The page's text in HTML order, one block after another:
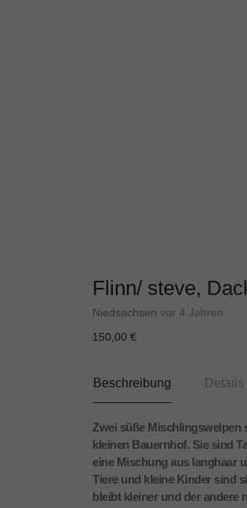
Flinn/ steve,
Niedsachsen vor 4 Jahren
150,00 €
Beschreibung Details
Zwei süße Mischlingswelpen
kleinen Bauernhof. Sie sind
eine Mischung aus langhaar
Tiere und kleine Kinder sind
bleibt kleiner und der andere